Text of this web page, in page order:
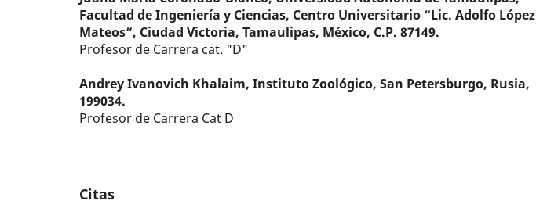
Facultad de Ingeniería y Ciencias, Centro Universitario “Lic. Adolfo López
Mateos”, Ciudad Victoria, Tamaulipas, México, C.P. 87149.
Profesor de Carrera cat. "D"
Andrey Ivanovich Khalaim,Instituto Zoológico, San Petersburgo, Rusia,
199034.
Profesor de Carrera Cat D
Citas